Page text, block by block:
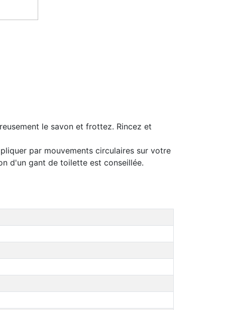
le savon et frottez. Rincez et
par mouvements circulaires sur votre
d'un gant de toilette est conseillée.